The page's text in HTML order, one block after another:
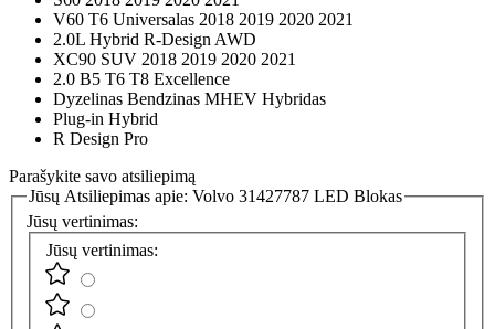
V60 T6 Universalas 2018 2019 2020 2021
2.0L Hybrid R-Design AWD
XC90 SUV 2018 2019 2020 2021
2.0 B5 T6 T8 Excellence
Dyzelinas Bendzinas MHEV Hybridas
Plug-in Hybrid
R Design Pro
Parašykite savo atsiliepimą
Jūsų Atsiliepimas apie: Volvo 31427787 LED Blokas
Jūsų vertinimas:
Jūsų vertinimas: